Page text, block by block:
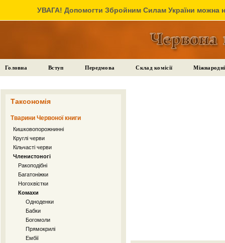
УВАГА! Допомогти Збройним Силам України можна
Головна Вступ Передмова Склад комісії
Таксономія
Тварини Червоної книги
Кишковопорожнинні
Круглі черви
Кільчасті черви
Членистоногі
Ракоподібні
Багатоніжки
Ногохвістки
Комахи
Одноденки
Бабки
Богомоли
Прямокрилі
Ембії